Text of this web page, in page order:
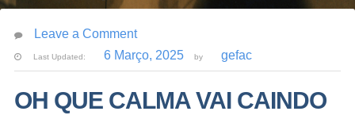
Leave a Comment
Last Updated: 6 Março, 2025 by gefac
OH QUE CALMA VAI CAINDO